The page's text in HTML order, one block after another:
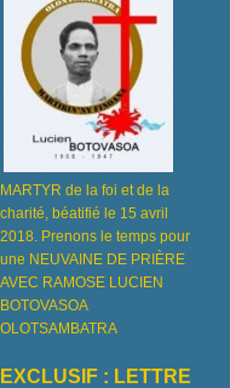
MARTYR de la foi et de la
charité, béatifié le 15 avril
2018. Prenons le temps pour
une NEUVAINE DE PRIÈRE
AVEC RAMOSE LUCIEN
BOTOVASOA
OLOTSAMBATRA
EXCLUSIF : LETTRE